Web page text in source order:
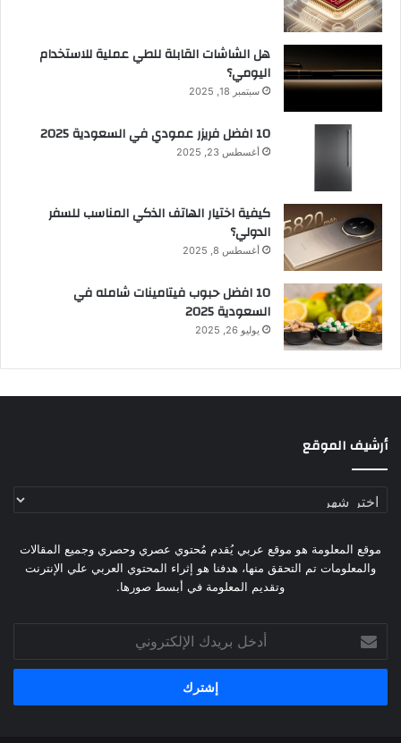
هل الشاشات القابلة للطي عملية للاستخدام
اليومي؟
سبتمبر 18, 2025
10 افضل فريزر عمودي​ في السعودية​ 2025
أغسطس 23, 2025
كيفية اختيار الهاتف الذكي المناسب للسفر
الدولي؟
أغسطس 8, 2025
10 افضل حبوب فيتامينات شامله​ في
السعودية 2025
يوليو 26, 2025
أرشيف الموقع
أرشيف
موقع المعلومة هو موقع عربي يُقدم مُحتوي عصري وحصري وجميع المقالات
والمعلومات تم التحقق منها، هدفنا هو إثراء المحتوي العربي علي الإنترنت
وتقديم المعلومة في أبسط صورها.
بريدك
الإلكتروني